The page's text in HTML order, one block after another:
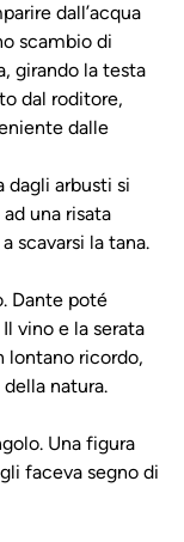
dall’acqua
scambio di
girando la testa
dal roditore,
dalle
dagli arbusti si
una risata
scavarsi la tana.
Dante poté
vino e la serata
lontano ricordo,
natura.
Una figura
faceva segno di